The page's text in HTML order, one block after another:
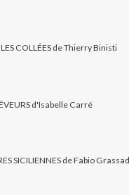
COLLÉES de Thierry Binisti
d'Isabelle Carré
SICILIENNES de Fabio